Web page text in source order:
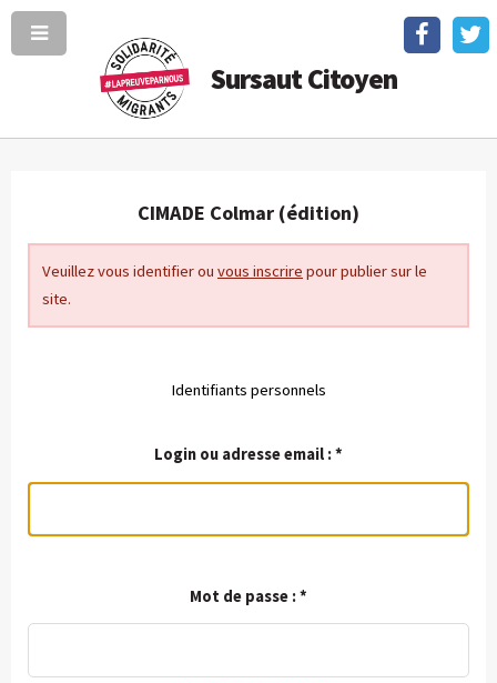
Sursaut Citoyen
CIMADE Colmar (édition)
Veuillez vous identifier ou vous inscrire pour publier sur le
site.
Identifiants personnels
Login ou adresse email :*
Mot de passe :*